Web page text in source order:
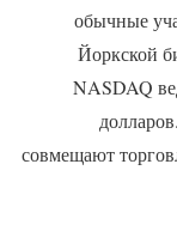
обычные
Йоркской
NASDAQ
совмещают